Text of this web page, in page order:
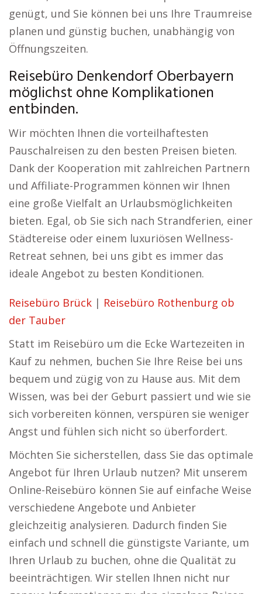
genügt, und Sie können bei uns Ihre Traumreise
planen und günstig buchen, unabhängig von
Öffnungszeiten.
Reisebüro Denkendorf Oberbayern
möglichst ohne Komplikationen
entbinden.
Wir möchten Ihnen die vorteilhaftesten
Pauschalreisen zu den besten Preisen bieten.
Dank der Kooperation mit zahlreichen Partnern
und Affiliate-Programmen können wir Ihnen
eine große Vielfalt an Urlaubsmöglichkeiten
bieten. Egal, ob Sie sich nach Strandferien, einer
Städtereise oder einem luxuriösen Wellness-
Retreat sehnen, bei uns gibt es immer das
ideale Angebot zu besten Konditionen.
Reisebüro Brück | Reisebüro Rothenburg ob
der Tauber
Statt im Reisebüro um die Ecke Wartezeiten in
Kauf zu nehmen, buchen Sie Ihre Reise bei uns
bequem und zügig von zu Hause aus. Mit dem
Wissen, was bei der Geburt passiert und wie sie
sich vorbereiten können, verspüren sie weniger
Angst und fühlen sich nicht so überfordert.
Möchten Sie sicherstellen, dass Sie das optimale
Angebot für Ihren Urlaub nutzen? Mit unserem
Online-Reisebüro können Sie auf einfache Weise
verschiedene Angebote und Anbieter
gleichzeitig analysieren. Dadurch finden Sie
einfach und schnell die günstigste Variante, um
Ihren Urlaub zu buchen, ohne die Qualität zu
beeinträchtigen. Wir stellen Ihnen nicht nur